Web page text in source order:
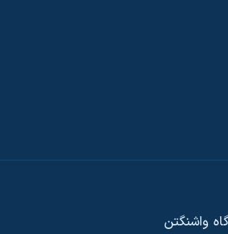
واشنگتن